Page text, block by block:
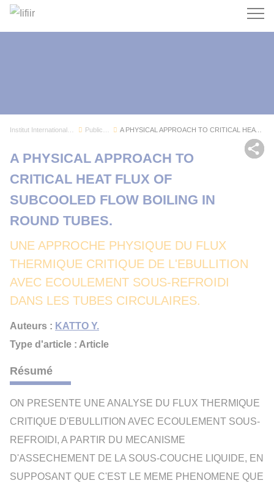
A PHYSICAL APPROACH TO CRITICAL HEAT FLUX OF SU...
UNE APPROCHE PHYSIQUE DU FLUX
THERMIQUE CRITIQUE DE L'EBULLITION
AVEC ECOULEMENT SOUS-REFROIDI
DANS LES TUBES CIRCULAIRES.
A PHYSICAL APPROACH TO
CRITICAL HEAT FLUX OF
SUBCOOLED FLOW BOILING IN
ROUND TUBES.
Auteurs : KATTO Y.
Type d'article : Article
Résumé
ON PRESENTE UNE ANALYSE DU FLUX THERMIQUE
CRITIQUE D'EBULLITION AVEC ECOULEMENT SOUS-
REFROIDI, A PARTIR DU MECANISME
D'ASSECHEMENT DE LA SOUS-COUCHE LIQUIDE, EN
SUPPOSANT QUE C'EST LE MEME PHENOMENE QUE